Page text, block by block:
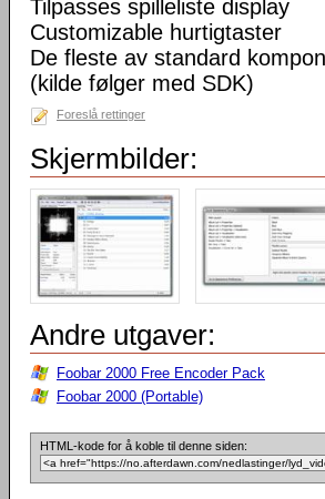
Tilpasses spilleliste display
Customizable hurtigtaster
De fleste av standard
(kilde følger med SDK)
Foreslå rettinger
Skjermbilder:
Andre utgaver:
Foobar 2000 Free Encoder Pack
Foobar 2000 (Portable)
HTML-kode for å koble til denne siden: